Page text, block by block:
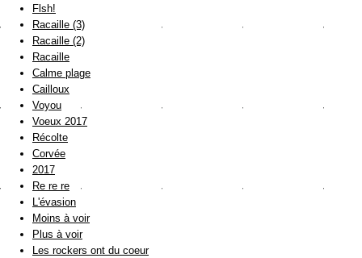
Flsh!
Racaille (3)
Racaille (2)
Racaille
Calme plage
Cailloux
Voyou
Voeux 2017
Récolte
Corvée
2017
Re re re
L'évasion
Moins à voir
Plus à voir
Les rockers ont du coeur